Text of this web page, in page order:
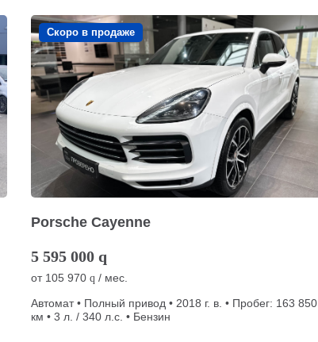
Скоро в продаже
Porsche Cayenne
5 595 000 q
от 105 970 q / мес.
Автомат • Полный привод • 2018 г. в. • Пробег: 163 850
км • 3 л. / 340 л.с. • Бензин